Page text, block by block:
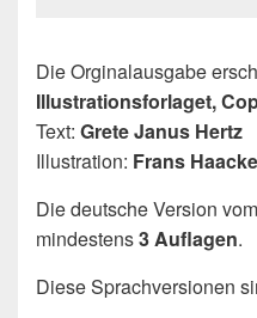
Die Orginalausgabe
Illustrationsforlaget,
Text: Grete Janus Hertz
Illustration: Frans
Die deutsche Version
mindestens3 Auflagen.
Diese Sprachversionen